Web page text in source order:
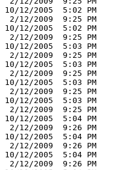
10/12/2005  5:02 PM
2/12/2009  9:25 PM
10/12/2005  5:02 PM
2/12/2009  9:25 PM
10/12/2005  5:03 PM
2/12/2009  9:25 PM
10/12/2005  5:03 PM
2/12/2009  9:25 PM
10/12/2005  5:03 PM
2/12/2009  9:25 PM
10/12/2005  5:03 PM
2/12/2009  9:25 PM
10/12/2005  5:04 PM
2/12/2009  9:26 PM
10/12/2005  5:04 PM
2/12/2009  9:26 PM
10/12/2005  5:04 PM
2/12/2009  9:26 PM